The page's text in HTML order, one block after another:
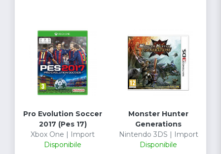
Pro Evolution Soccer
2017 (Pes 17)
Xbox One | Import
Disponibile
Monster Hunter
Generations
Nintendo 3DS | Import
Disponibile